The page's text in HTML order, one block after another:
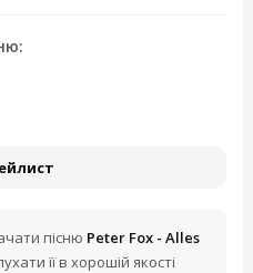
пісню Peter Fox - Alles
її в хорошій якості